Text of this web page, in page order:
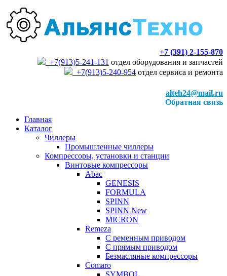
+7 (391) 2-155-870
+7(913)5-241-131 отдел оборудования и запчастей
+7(913)5-240-954 отдел сервиса и ремонта
alteh24@mail.ru
Обратная связь
Главная
Каталог
Чиллеры
Промышленные чиллеры
Компрессоры, установки и станции
Винтовые компрессоры
Abac
GENESIS
FORMULA
SPINN
SPINN New
MICRON
Remeza
С ременным приводом
С прямым приводом
Безмасляные компрессоры
Comaro
SYMBOL